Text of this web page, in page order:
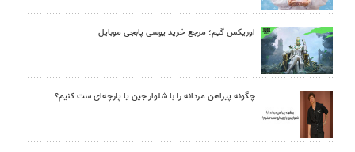
اوریکس گیم؛ مرجع خرید یوسی پابجی موبایل
چگونه پیراهن مردانه را با شلوار جین یا پارچه‌ای ست کنیم؟